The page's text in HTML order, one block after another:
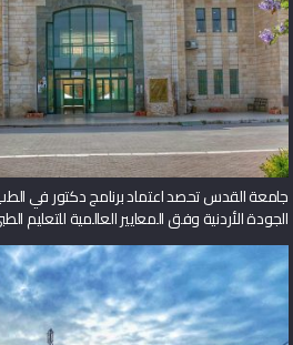
جامعة القدس تحصد اعتماد برنامج دكتور في
الجودة الأردنية وفق المعايير العالمية للتعليم